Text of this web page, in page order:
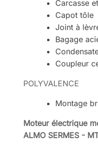
Carcasse
Capot tôle
Joint à
Bagage
Coupleur
POLYVALENCE
Montage
Moteur électrique
ALMO SERMES -